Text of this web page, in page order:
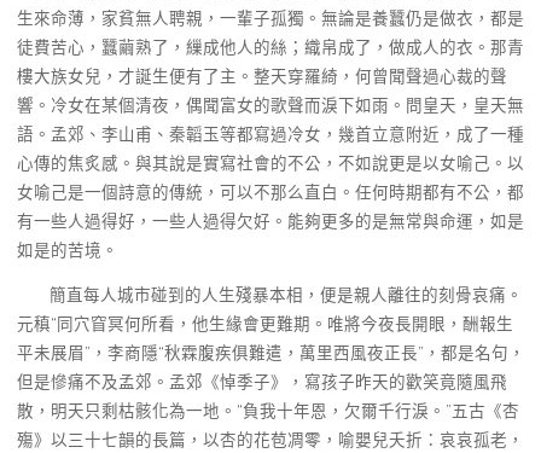
生來命薄，家貧無人聘親，一輩子孤獨。無論是養蠶仍是做衣，都是
徒費苦心，蠶繭熟了，繅成他人的絲；織帛成了，做成人的衣。那青
樓大族女兒，才誕生便有了主。整天穿羅綺，何曾聞聲過心裁的聲
響。冷女在某個清夜，偶聞富女的歌聲而淚下如雨。問皇天，皇天無
語。孟郊、李山甫、秦韜玉等都寫過冷女，幾首立意附近，成了一種
心傳的焦炙感。與其說是實寫社會的不公，不如說更是以女喻己。以
女喻己是一個詩意的傳統，可以不那么直白。任何時期都有不公，都
有一些人過得好，一些人過得欠好。能夠更多的是無常與命運，如是
如是的苦境。
簡直每人城市碰到的人生殘暴本相，便是親人離往的刻骨哀痛。
元稹“同穴窅冥何所看，他生緣會更難期。唯將今夜長開眼，酬報生
平未展眉”，李商隱“秋霖腹疾俱難遣，萬里西風夜正長”，都是名句，
但是慘痛不及孟郊。孟郊《悼季子》，寫孩子昨天的歡笑竟隨風飛
散，明天只剩枯骸化為一地。“負我十年恩，欠爾千行淚。”五古《杏
殤》以三十七韻的長篇，以杏的花苞凋零，喻嬰兒夭折：哀哀孤老，